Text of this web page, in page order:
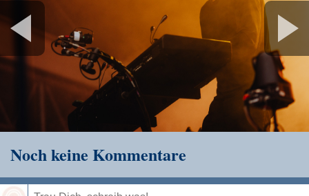
Noch keine Kommentare